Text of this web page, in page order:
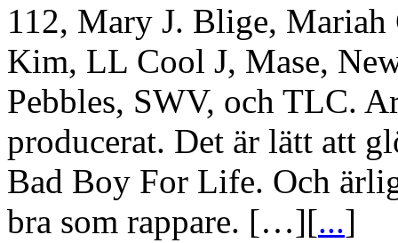
112, Mary J. Blige, Mariah
Kim, LL Cool J, Mase,
Pebbles, SWV, och TLC.
producerat. Det är lätt att
Bad Boy For Life. Och
bra som rappare. […][...]